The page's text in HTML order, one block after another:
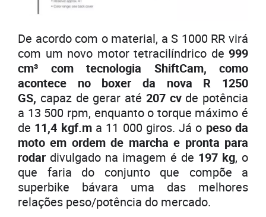
De acordo com o material, a S 1000 RR virá
com um novo motor tetracilíndrico de 999
cm³ com tecnologia ShiftCam, como
acontece no boxer da nova R 1250
GS, capaz de gerar até 207 cvde potência
a 13 500 rpm, enquanto o torque máximo é
de 11,4 kgf.ma 11 000 giros. Já o peso da
moto em ordem de marcha e pronta para
rodar divulgado na imagem é de 197 kg, o
que faria do conjunto que compõe a
superbike bávara uma das melhores
relações peso/potência do mercado.